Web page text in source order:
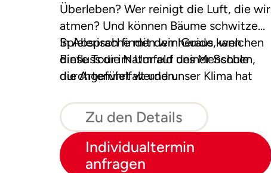
Überleben? Wer reinigt die Luft, die wir
atmen? Und können Bäume schwitzen?
Spielerisch finden wir heraus, welchen
Einfluss die Natur auf uns Menschen,
die Artenvielfalt und unser Klima hat
schützen.
In Absprache mit dem Guide kann
diese Tour im Umfeld deiner Schule
durchgeführt werden.
Zu den Details
Individualtermin
anfragen